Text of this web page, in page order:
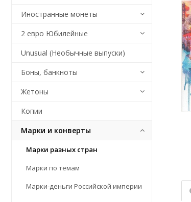
Иностранные монеты
2 евро Юбилейные
Unusual (Необычные выпуски)
Боны, банкноты
Жетоны
Копии
Марки и конверты
Марки разных стран
Марки по темам
Марки-деньги Российской империи